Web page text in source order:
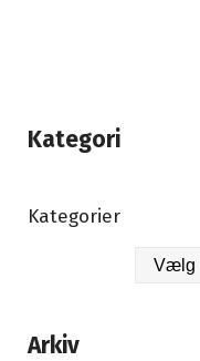
Kategori
Kategorier
Arkiv